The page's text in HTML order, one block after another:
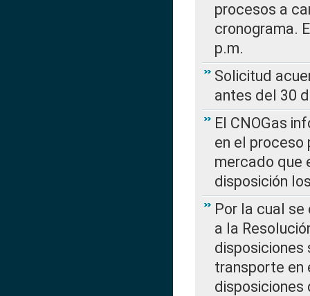
procesos a
cronograma.
p.m.
Solicitud
antes del 30
El CNOGas
en el
mercado que
disposición
Por la cual se
a la
disposiciones
transporte en
disposiciones